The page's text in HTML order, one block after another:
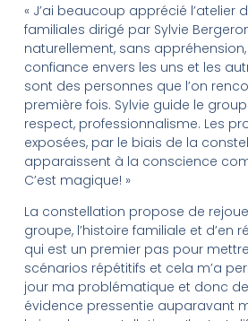
« J’ai beaucoup apprécié l’atelier
familiales dirigé par Sylvie
naturellement, sans
confiance envers les uns et les
sont des personnes que l’on
première fois. Sylvie guide le
respect, professionnalisme. Les
exposées, par le biais de la
apparaissent à la conscience
C’est magique! »
La constellation propose de
groupe, l’histoire familiale et d’en
qui est un premier pas pour
scénarios répétitifs et cela m’a
jour ma problématique et donc
évidence pressentie auparavant